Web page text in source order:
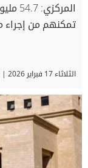
تمكنهم من إجراء
الثلاثاء 17 فبراير 2026 | 04:10 مساءً